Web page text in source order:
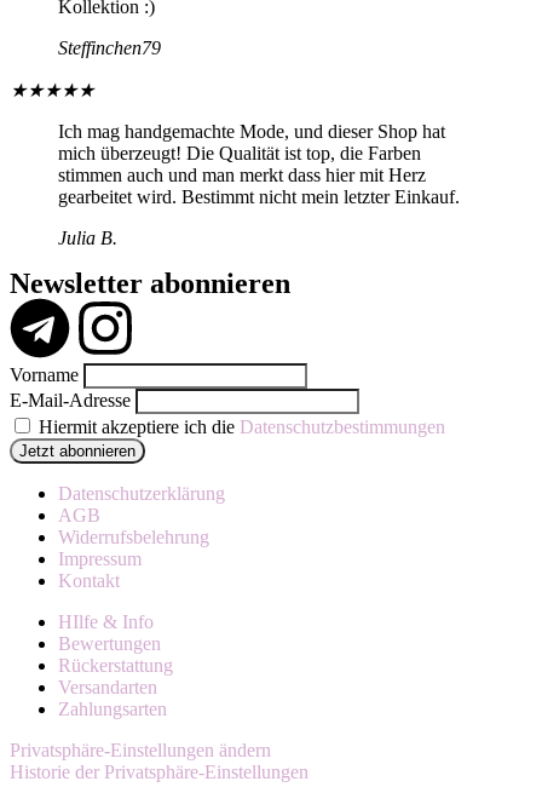
Kollektion :)
Steffinchen79
★★★★★
Ich mag handgemachte Mode, und dieser Shop hat
mich überzeugt! Die Qualität ist top, die Farben
stimmen auch und man merkt dass hier mit Herz
gearbeitet wird. Bestimmt nicht mein letzter Einkauf.
Julia B.
Newsletter abonnieren
Vorname
E-Mail-Adresse
Hiermit akzeptiere ich die Datenschutzbestimmungen
Datenschutzerklärung
AGB
Widerrufsbelehrung
Impressum
Kontakt
HIlfe & Info
Bewertungen
Rückerstattung
Versandarten
Zahlungsarten
Privatsphäre-Einstellungen ändern
Historie der Privatsphäre-Einstellungen